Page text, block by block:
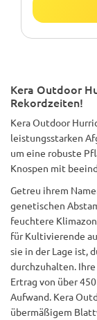
Kera Outdoor
Rekordzeiten!
Kera Outdoor
leistungsstarken
um eine robuste
Knospen mit
Getreu ihrem
genetischen
feuchtere
für Kultivierende
sie in der Lage ist,
durchzuhalten.
Ertrag von über
Aufwand. Kera
übermäßigem